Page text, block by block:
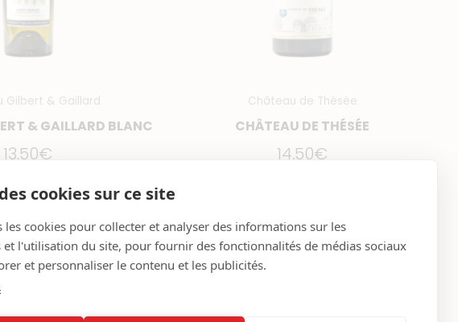
cookies sur ce site
les cookies pour collecter et analyser des informations sur les
et l'utilisation du site, pour fournir des fonctionnalités de médias sociaux
et personnaliser le contenu et les publicités.
Gilbert & Gaillard
& GAILLARD BLANC
13,50€
+
au panier
Château de Thésée
CHÂTEAU DE THÉSÉE
14,50€
Ajouter au panier